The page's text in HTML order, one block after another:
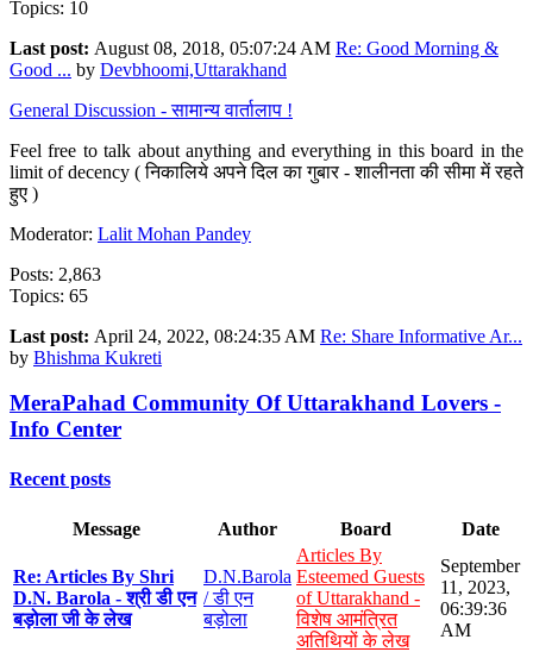
Topics: 10
Last post: August 08, 2018, 05:07:24 AM Re: Good Morning &
Good ... by Devbhoomi,Uttarakhand
General Discussion - सामान्य वार्तालाप !
Feel free to talk about anything and everything in this board in the
limit of decency ( निकालिये अपने दिल का गुबार - शालीनता की सीमा में रहते
हुए )
Moderator: Lalit Mohan Pandey
Posts: 2,863
Topics: 65
Last post: April 24, 2022, 08:24:35 AM Re: Share Informative Ar...
by Bhishma Kukreti
MeraPahad Community Of Uttarakhand Lovers -
Info Center
Recent posts
Message Author Board Date
Re: Articles By Shri
D.N. Barola - श्री डी एन
बड़ोला जी के लेख
D.N.Barola
/ डी एन
बड़ोला
Articles By
Esteemed Guests
of Uttarakhand -
विशेष आमंत्रित
अतिथियों के लेख
September
11, 2023,
06:39:36
AM